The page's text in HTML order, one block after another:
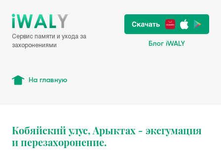
Сервис памяти и ухода за
захоронениями
Блог iWALY
На главную
Кобяйский улус, Арыктах - эксгумация
и перезахоронение.